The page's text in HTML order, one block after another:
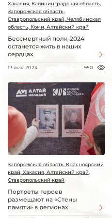
Хакасия, Калининградская область,
Запорожская область,
Ставропольский край, Челябинская
область, Коми, Алтайский край
Бессмертный полк-2024
останется жить в наших
сердцах
13 мая 2024 950
Запорожская область, Красноярский
край, Хакасия, Алтайский край,
Ставропольский край
Портреты героев
размещают на «Стены
памяти» в регионах